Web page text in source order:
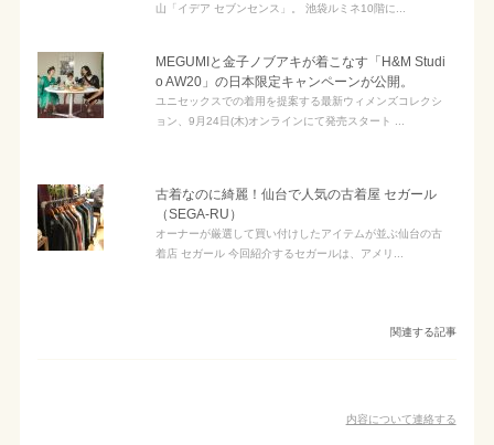
山「イデア セブンセンス」。 池袋ルミネ10階に...
MEGUMIと金子ノブアキが着こなす「H&M Studi
o AW20」の日本限定キャンペーンが公開。
ユニセックスでの着用を提案する最新ウィメンズコレクシ
ョン、9月24日(木)オンラインにて発売スタート ...
古着なのに綺麗！仙台で人気の古着屋 セガール
（SEGA-RU）
オーナーが厳選して買い付けしたアイテムが並ぶ仙台の古
着店 セガール 今回紹介するセガールは、アメリ...
関連する記事
内容について連絡する